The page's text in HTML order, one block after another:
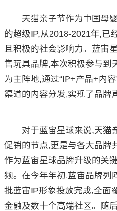
天猫亲子节作为中国母婴
的超级IP,从2018-2021年,已
且积极的社会影响力。蓝宙
售玩具品牌,本次积极参与到
为主阵地,通过“IP+产品+内
渠道的内容分发,实现了品牌
对于蓝宙星球来说,天猫
促销的节点,更是与各大品牌
作为蓝宙星球品牌升级的关
频。在今年年初,蓝宙品牌列
批蓝宙IP形象投放完成,全面
金融及数十个高端社区。随